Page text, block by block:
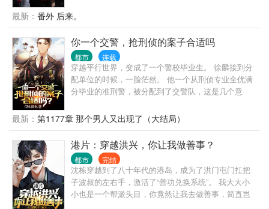
他早已洞悉官场，青云之路尽在眼中，挡我者，必将
万劫不复！
最新： 番外 后来。
你一个交警，抢刑侦的案子合适吗
都市 连载
穿越平行世界，变成了一个警校毕业生。 徐麟接到分
配单位的时候，一脸茫然。 他一个从刑侦专业全优满
分毕业的准刑警，被分配到了交警队，这是几个意
刑侦的活儿的。 上班第一天，连抓7个惯偷，1个绑架
杀人犯。 第二天，抓捕一个B通。 第三天，挖出了隐
藏10年的惊天大案主犯。 第四天…… 交警大队队
长：“祖宗，咱是交警，你咋天天往刑侦那边送人？”
局长：“谁？谁让徐麟去交警队的，给老子站出来。彻
查，一撸到底！” 罪犯之中流传着一个传说，“哪里都
能去，江云市除外。去了，必被抓！”
最新： 第1177章 那个男人又出现了（大结局）
港片：穿越洪兴，你让我做善事？
都市 完结
沈栋穿越到了八十年代的港岛，成为了洪门屯门扛把
子波叔的左右手，激活了“善功兑换系统”。 我大大小
小也是一个帮派头目，你竟然让我去做善事，简直岂